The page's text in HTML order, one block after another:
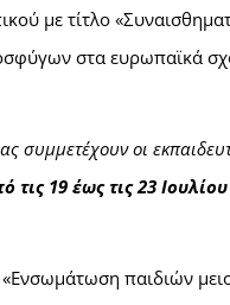
ΛΕΙΤΟΥΡΓΙΑΣ
ΣΥΝΔΕΣΕΙΣ
με τίτλο
στα ευρωπαϊκά
συμμετέχουν οι
τις 19 έως τις 23
«Ενσωμάτωση παιδιών